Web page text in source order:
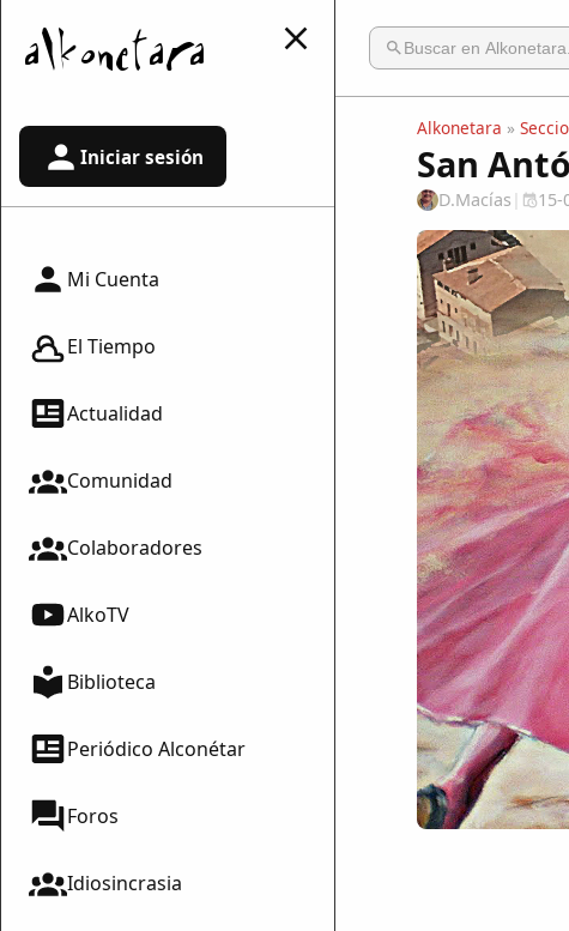
Iniciar sesión
Mi Cuenta
El Tiempo
Actualidad
Comunidad
Colaboradores
AlkoTV
Biblioteca
Periódico Alconétar
Foros
Idiosincrasia
Alkonetara »
San
D.Macías | 15-